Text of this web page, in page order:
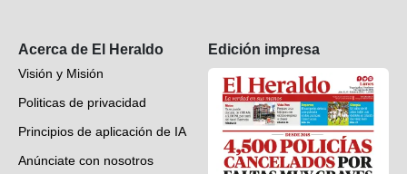
Acerca de El Heraldo
Visión y Misión
Politicas de privacidad
Principios de aplicación de IA
Anúnciate con nosotros
Edición impresa